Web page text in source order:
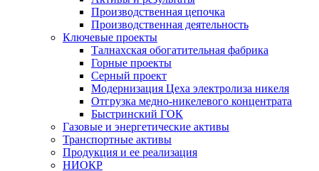
Производственная цепочка
Производственная деятельность
Ключевые проекты
Талнахская обогатительная фабрика
Горные проекты
Серный проект
Модернизация Цеха электролиза никеля
Отгрузка медно-никелевого концентрата
Быстринский ГОК
Газовые и энергетические активы
Транспортные активы
Продукция и ее реализация
НИОКР